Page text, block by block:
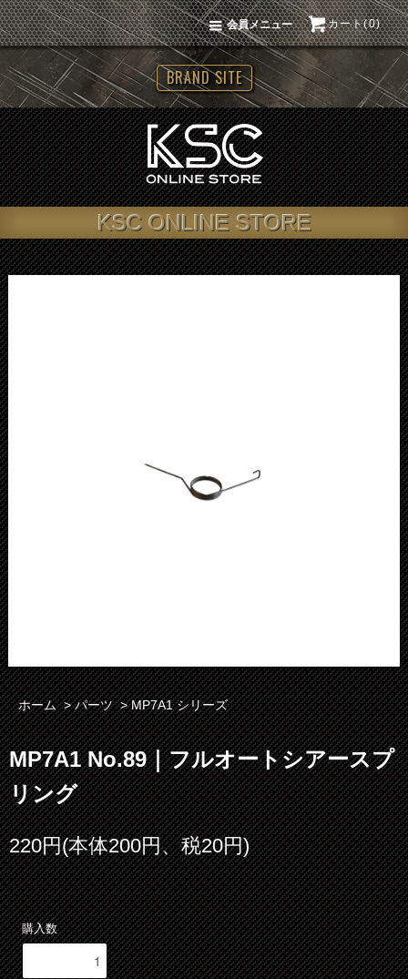
カート(0)
会員メニュー
BRAND SITE
KSC ONLINE STORE
ホーム >パーツ >MP7A1 シリーズ
MP7A1 No.89｜フルオートシアースプ
リング
220円(本体200円、税20円)
購入数